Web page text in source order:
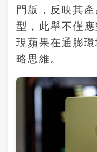
門版，反映其
型，此舉不僅
現蘋果在通膨
略思維。